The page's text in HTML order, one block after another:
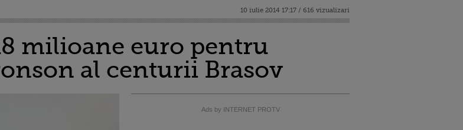
10 iulie 2014 17:17 / 616 vizualizari
milioane euro pentru
al centurii Brasov
Ads by INTERNET PROTV